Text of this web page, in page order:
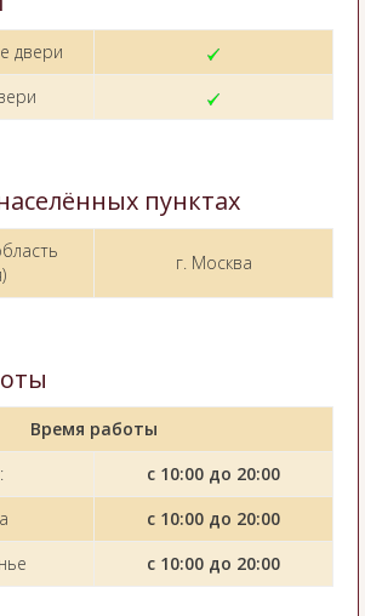
двери
пунктах
г. Москва
Время работы
с 10:00 до 20:00
с 10:00 до 20:00
с 10:00 до 20:00